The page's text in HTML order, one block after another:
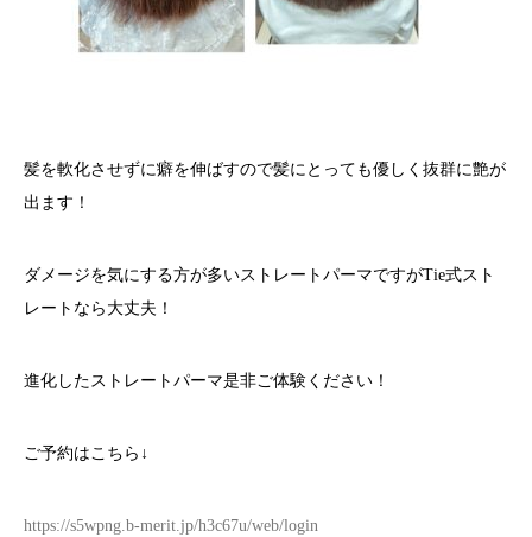
髪を軟化させずに癖を伸ばすので髪にとっても優しく抜群に艶が
出ます！
ダメージを気にする方が多いストレートパーマですがTie式スト
レートなら大丈夫！
進化したストレートパーマ是非ご体験ください！
ご予約はこちら↓
https://s5wpng.b-merit.jp/h3c67u/web/login